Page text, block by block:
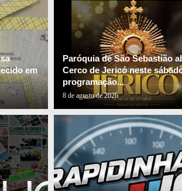
em
Paróquia de São Sebastião
Cerco de Jericó neste
programação...
8 de agosto de 2026